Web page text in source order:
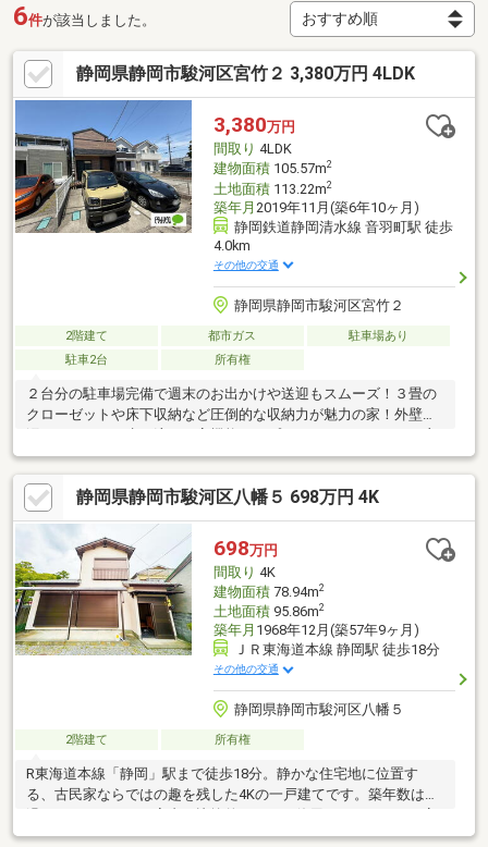
6件が該当しました。
静岡県静岡市駿河区宮竹２ 3,380万円 4LDK
3,380万円
間取り 4LDK
建物面積105.57m2
土地面積113.22m2
築年月 2019年11月(築6年10ヶ月)
静岡鉄道静岡清水線 音羽町駅 徒歩
4.0km
その他の交通
静岡県静岡市駿河区宮竹２
2階建て 都市ガス
駐車場あり
駐車2台
所有権
２台分の駐車場完備で週末のお出かけや送迎もスムーズ！３畳の
クローゼットや床下収納など圧倒的な収納力が魅力の家！外壁は
要採光面：南向き新築時・増改築時の設計図書あり
静岡県静岡市駿河区八幡５ 698万円 4K
698万円
間取り 4K
建物面積78.94m2
土地面積95.86m2
築年月 1968年12月(築57年9ヶ月)
ＪＲ東海道本線 静岡駅 徒歩18分
その他の交通
静岡県静岡市駿河区八幡５
2階建て 所有権
R東海道本線「静岡」駅まで徒歩18分。静かな住宅地に位置す
る、古民家ならではの趣を残した4Kの一戸建てです。築年数は経
に管理されてきた様子がうかがえます。古民家ならではの温かみ